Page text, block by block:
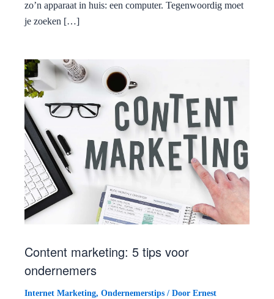
zo’n apparaat in huis: een computer. Tegenwoordig moet
je zoeken […]
Content marketing: 5 tips voor
ondernemers
Internet Marketing, Ondernemerstips / Door Ernest